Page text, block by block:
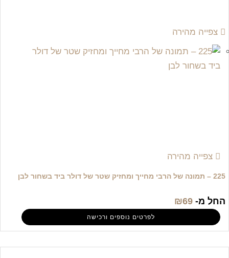
צפייה מהירה
צפייה מהירה
225 – תמונה של הרבי מחייך ומחזיק שטר של דולר ביד בשחור לבן
החל מ- ₪69
לפרטים נוספים ורכישה